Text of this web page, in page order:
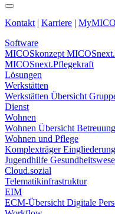
Kontakt | Karriere |
Software
MICOSkonzept
MICOSnext.Pflegekraft
Lösungen
Werkstätten
Werkstätten Übersicht
Dienst
Wohnen
Wohnen Übersicht
Wohnen und Pflege
Komplexträger
Jugendhilfe
Cloud.sozial
Telematikinfrastruktur
EIM
ECM-Übersicht Digitale